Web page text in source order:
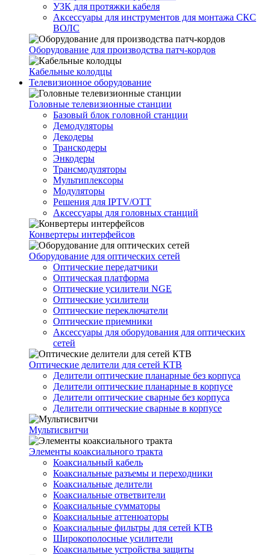
УЗК для протяжки кабеля
Аксессуары для инструментов для монтажа СКС
ВОЛС
Оборудование для производства патч-кордов
Кабельные колодцы
Телевизионное оборудование
Головные телевизионные станции
Базовый блок головной станции
Демодуляторы
Декодеры
Транскодеры
Энкодеры
Трансмодуляторы
Мультиплексоры
Модуляторы
Решения для IPTV/OTT
Аксессуары для головных станций
Конвертеры интерфейсов
Оборудование для оптических сетей
Оптические передатчики
Оптическая платформа
Оптические усилители NGE
Оптические усилители
Оптические переключатели
Оптические приемники
Аксессуары для оборудования для оптических
сетей
Оптические делители для сетей КТВ
Делители оптические планарные без корпуса
Делители оптические планарные в корпусе
Делители оптические сварные без корпуса
Делители оптические сварные в корпусе
Мультисвитчи
Элементы коаксиального тракта
Коаксиальный кабель
Коаксиальные разъемы и переходники
Коаксиальные делители
Коаксиальные ответвители
Коаксиальные сумматоры
Коаксиальные аттенюаторы
Коаксиальные фильтры для сетей КТВ
Широкополосные усилители
Коаксиальные устройства защиты